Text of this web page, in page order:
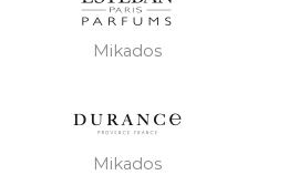
Mikados
Mikados